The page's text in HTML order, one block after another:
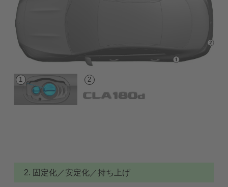
2. 固定化／安定化／持ち上げ